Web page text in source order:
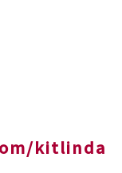
kitlinda